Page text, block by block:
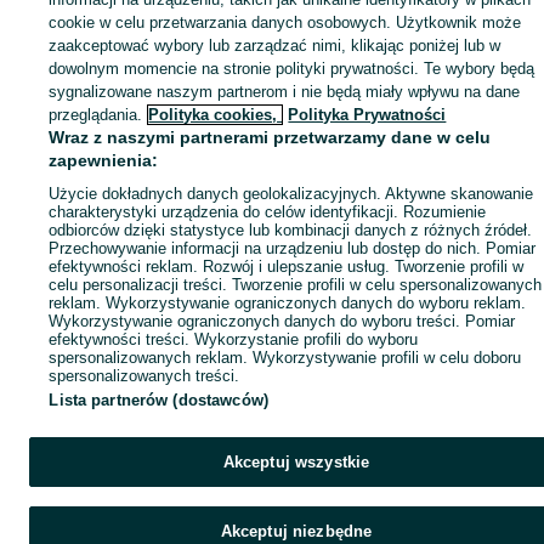
Popularne wyszukiwania
cookie w celu przetwarzania danych osobowych. Użytkownik może
zaakceptować wybory lub zarządzać nimi, klikając poniżej lub w
dowolnym momencie na stronie polityki prywatności. Te wybory będą
sygnalizowane naszym partnerom i nie będą miały wpływu na dane
przeglądania. Polityka cookies, Polityka Prywatności
Wraz z naszymi partnerami przetwarzamy dane w celu
zapewnienia:
Użycie dokładnych danych geolokalizacyjnych. Aktywne skanowanie
charakterystyki urządzenia do celów identyfikacji. Rozumienie
odbiorców dzięki statystyce lub kombinacji danych z różnych źródeł.
Przechowywanie informacji na urządzeniu lub dostęp do nich. Pomiar
efektywności reklam. Rozwój i ulepszanie usług. Tworzenie profili w
celu personalizacji treści. Tworzenie profili w celu spersonalizowanych
reklam. Wykorzystywanie ograniczonych danych do wyboru reklam.
Wykorzystywanie ograniczonych danych do wyboru treści. Pomiar
efektywności treści. Wykorzystanie profili do wyboru
spersonalizowanych reklam. Wykorzystywanie profili w celu doboru
spersonalizowanych treści.
Lista partnerów (dostawców)
Akceptuj wszystkie
Akceptuj niezbędne